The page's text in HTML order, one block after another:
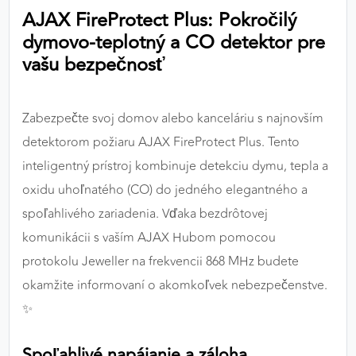
AJAX FireProtect Plus: Pokročilý
dymovo-teplotný a CO detektor pre
vašu bezpečnosť
Zabezpečte svoj domov alebo kanceláriu s najnovším
detektorom požiaru AJAX FireProtect Plus. Tento
inteligentný prístroj kombinuje detekciu dymu, tepla a
oxidu uhoľnatého (CO) do jedného elegantného a
spoľahlivého zariadenia. Vďaka bezdrôtovej
komunikácii s vaším AJAX Hubom pomocou
protokolu Jeweller na frekvencii 868 MHz budete
okamžite informovaní o akomkoľvek nebezpečenstve.
✨
výkon a funkčnosť našich stránok.
Google Analytics
MARKETINGOVÉ COOKIES
Marketingové cookies sa používajú na sledovanie
správania používateľov naprieč webovými
stránkami. Umožňujú nám a našim partnerom
zobrazovať cielenú a relevantnú reklamu, a to na
našom webe aj v reklamných sieťach tretích strán.
Google Ads